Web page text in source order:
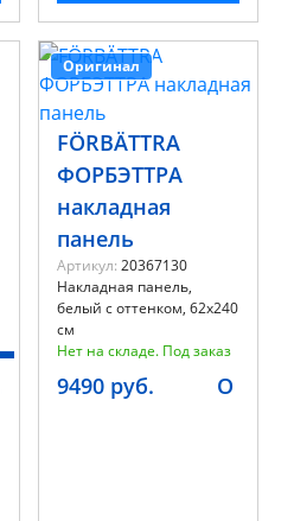
Оригинал
FÖRBÄTTRA
ФОРБЭТТРА
накладная
панель
Артикул: 20367130
Накладная панель,
белый с оттенком, 62x240
см
Нет на складе. Под заказ
9490 руб. O